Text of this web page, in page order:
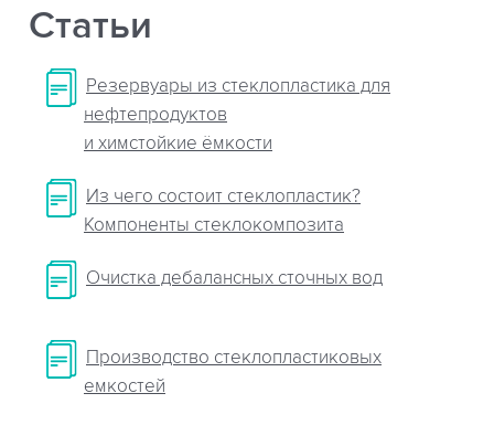
Статьи
Резервуары из стеклопластика для
нефтепродуктов
и химстойкие ёмкости
Из чего состоит стеклопластик?
Компоненты стеклокомпозита
Очистка дебалансных сточных вод
Производство стеклопластиковых
емкостей